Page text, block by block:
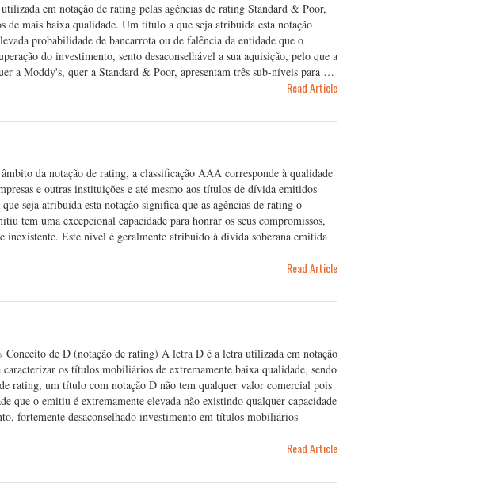
em notação de rating pelas agências de rating Standard & Poor,
mais baixa qualidade. Um título a que seja atribuída esta notação
probabilidade de bancarrota ou de falência da entidade que o
do investimento, sento desaconselhável a sua aquisição, pelo que a
a Moddy's, quer a Standard & Poor, apresentam três sub-níveis para …
Read Article
da notação de rating, a classificação AAA corresponde à qualidade
e outras instituições e até mesmo aos títulos de dívida emitidos
seja atribuída esta notação significa que as agências de rating o
tem uma excepcional capacidade para honrar os seus compromissos,
inexistente. Este nível é geralmente atribuído à dívida soberana emitida
Read Article
de D (notação de rating) A letra D é a letra utilizada em notação
os títulos mobiliários de extremamente baixa qualidade, sendo
rating, um título com notação D não tem qualquer valor comercial pois
que o emitiu é extremamente elevada não existindo qualquer capacidade
fortemente desaconselhado investimento em títulos mobiliários
Read Article